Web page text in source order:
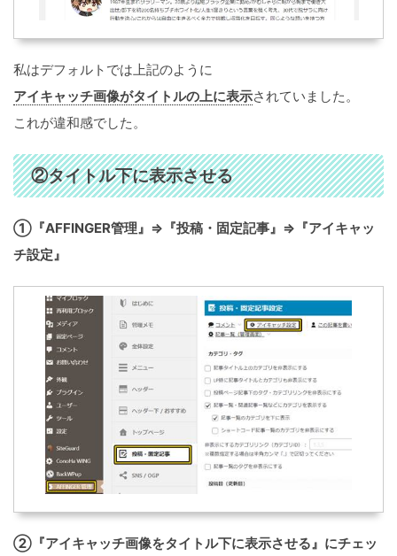
私はデフォルトでは上記のように
アイキャッチ画像がタイトルの上に表示されていました。
これが違和感でした。
②タイトル下に表示させる
①『AFFINGER管理』⇒『投稿・固定記事』⇒『アイキャッ
チ設定』
②『アイキャッチ画像をタイトル下に表示させる』にチェッ